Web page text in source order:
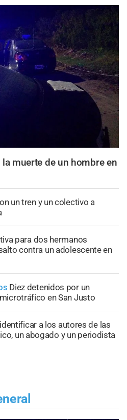
la muerte de un hombre en
un tren y un colectivo a
para dos hermanos
contra un adolescente en
Diez detenidos por un
en San Justo
a los autores de las
un abogado y un periodista